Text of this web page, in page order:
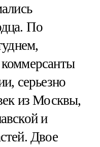
По
серьезно
из Москвы,
и
Двое